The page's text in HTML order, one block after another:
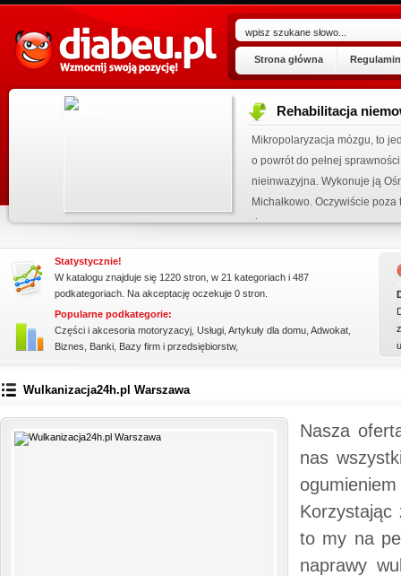
Strona główna
Rehabilitacja
Mikropolaryzacja mózgu, to
o powrót do pełnej
nieinwazyjna. Wykonuje ją
Michałkowo. Oczywiście
dopasowan...
Statystycznie!
W katalogu znajduje się 1220 stron, w 21 kategoriach i 487
podkategoriach. Na akceptację oczekuje 0 stron.
Popularne podkategorie:
Części i akcesoria motoryzacyj Usługi Artykuły dla domu Adwokat
Biznes
Banki Bazy firm i przedsiębiorstw,
Wulkanizacja24h.pl Warszawa
Nasza
nas
Korzystając
to my na
naprawy